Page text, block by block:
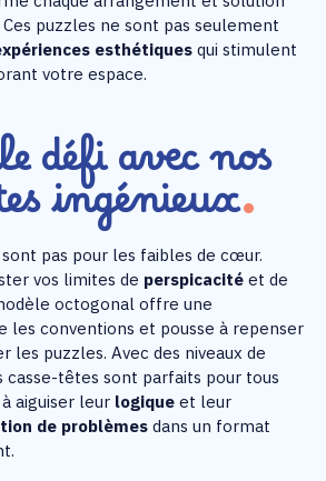
puzzles ne sont pas seulement
esthétiques qui stimulent
votre espace.
défi avec nos
ingénieux
pas pour les faibles de cœur.
vos limites de perspicacité et de
octogonal offre une
les conventions et pousse à repenser
les puzzles. Avec des niveaux de
casse-têtes sont parfaits pour tous
aiguiser leur logique et leur
de problèmes dans un format